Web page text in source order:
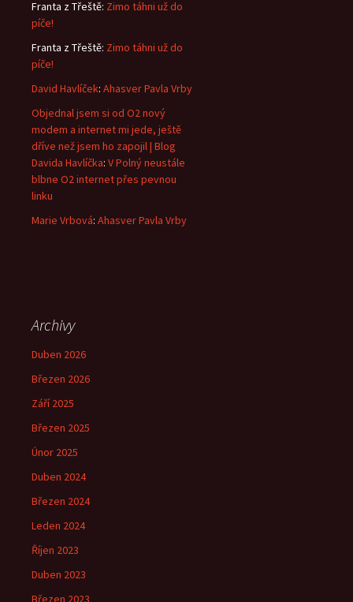
Franta z Třeště: Zimo táhni už do
píče!
Franta z Třeště: Zimo táhni už do
píče!
David Havlíček: Ahasver Pavla Vrby
Objednal jsem si od O2 nový
modem a internet mi jede, ještě
dříve než jsem ho zapojil | Blog
Davida Havlíčka: V Polný neustále
blbne O2 internet přes pevnou
linku
Marie Vrbová: Ahasver Pavla Vrby
Archivy
Duben 2026
Březen 2026
Září 2025
Březen 2025
Únor 2025
Duben 2024
Březen 2024
Leden 2024
Říjen 2023
Duben 2023
Březen 2023